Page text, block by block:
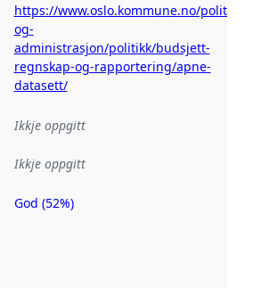
https://www.oslo.kommune.no/politikk-
og-
administrasjon/politikk/budsjett-
regnskap-og-rapportering/apne-
datasett/
Ikkje oppgitt
Ikkje oppgitt
Metadatakvalitet
God (52%)